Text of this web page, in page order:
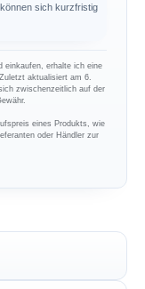
sich kurzfristig
einkaufen, erhalte ich eine
aktualisiert am 6.
zwischenzeitlich auf der
eines Produkts, wie
oder Händler zur